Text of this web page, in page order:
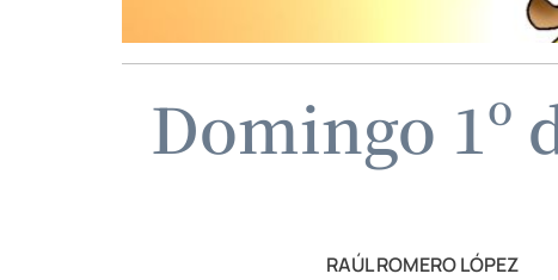
Domingo 1º
RAÚL ROMERO LÓPEZ